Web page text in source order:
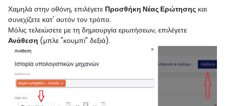
Χαμηλά στην οθόνη, επιλέγετε Προσθήκη Νέας Ερώτησης και
συνεχίζετε κατ' αυτόν τον τρόπο.
Μόλις τελειώσετε με τη δημιουργία ερωτήσεων, επιλέγετε
Ανάθεση (μπλε "κουμπί" δεξιά).